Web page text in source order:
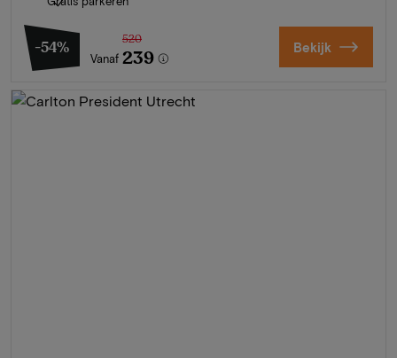
-54%
Vanaf
520
239 Bekijk